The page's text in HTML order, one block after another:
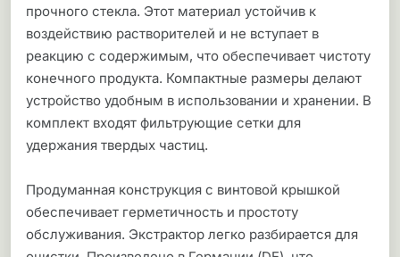
прочного стекла. Этот материал устойчив к
воздействию растворителей и не вступает в
реакцию с содержимым, что обеспечивает чистоту
конечного продукта. Компактные размеры делают
устройство удобным в использовании и хранении. В
комплект входят фильтрующие сетки для
удержания твердых частиц.
Продуманная конструкция с винтовой крышкой
обеспечивает герметичность и простоту
обслуживания. Экстрактор легко разбирается для